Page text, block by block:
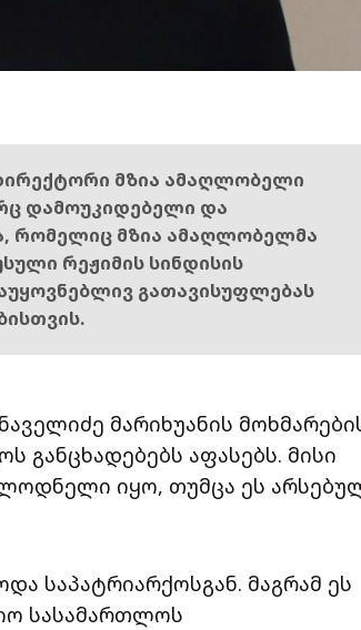
მზია ამაღლობელი
დამოუკიდებელი და
რომელიც მზია ამაღლობელმა
რეჟიმის სინდისის
გათავისუფლებას
მარიხუანის
განცხადებებს აფასებს. მისი
იყო, თუმცა ეს
საპატრიარქოსგან. მაგრამ ეს
სასამართლოს